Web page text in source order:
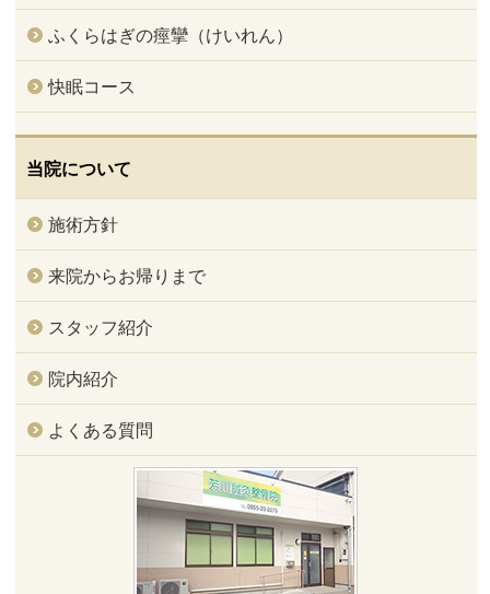
ふくらはぎの痙攣（けいれん）
快眠コース
当院について
施術方針
来院からお帰りまで
スタッフ紹介
院内紹介
よくある質問